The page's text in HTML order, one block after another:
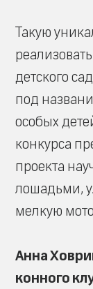
Такую
детского
под
особых
конкурса
проекта
лошадьми,
мелкую
Анна
конного